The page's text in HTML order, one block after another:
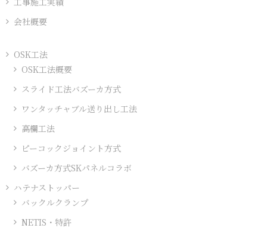
会社概要
OSK工法
OSK工法概要
スライド工法バズーカ方式
ワンタッチャブル送り出し工法
高欄工法
ピーコックジョイント方式
バズーカ方式SKパネルコラボ
ハテナストッパー
バックルクランプ
NETIS・特許